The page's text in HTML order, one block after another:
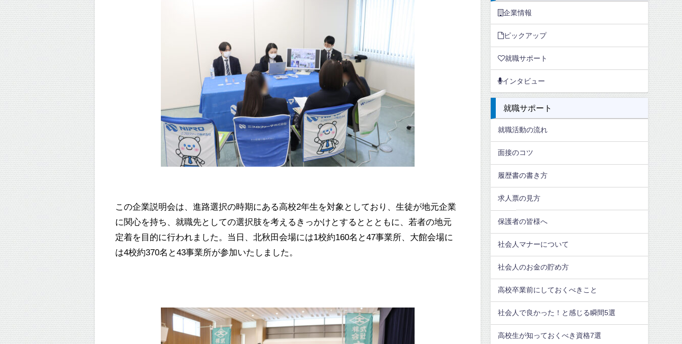
この企業説明会は、進路選択の時期にある高校2年生を対象としており、生徒が地元企業
に関心を持ち、就職先としての選択肢を考えるきっかけとするととともに、若者の地元
定着を目的に行われました。当日、北秋田会場には1校約160名と47事業所、大館会場に
は4校約370名と43事業所が参加いたしました。
企業情報
ピックアップ
就職サポート
インタビュー
就職サポート
就職活動の流れ
面接のコツ
履歴書の書き方
求人票の見方
保護者の皆様へ
社会人マナーについて
社会人のお金の貯め方
高校卒業前にしておくべきこと
社会人で良かった！と感じる瞬間5選
高校生が知っておくべき資格7選